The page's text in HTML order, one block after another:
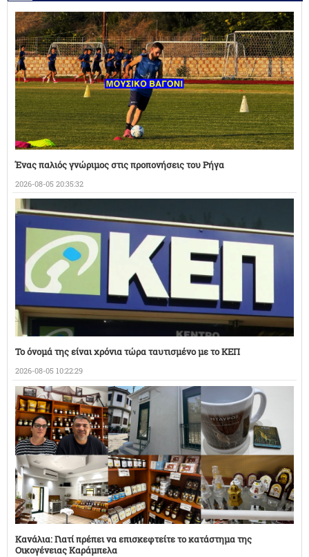
Ένας παλιός γνώριμος στις προπονήσεις του Ρήγα
2026-08-05 20:35:32
Το όνομά της είναι χρόνια τώρα ταυτισμένο με το ΚΕΠ
2026-08-05 10:22:29
Κανάλια: Γιατί πρέπει να επισκεφτείτε το κατάστημα της
Οικογένειας Καράμπελα